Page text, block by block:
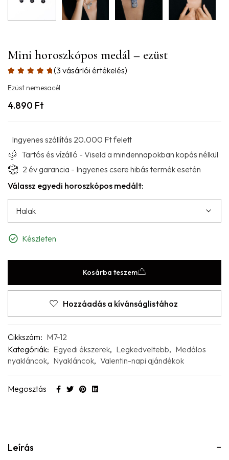
Mini horoszkópos medál – ezüst
(3 vásárlói értékelés)
Ezüst nemesacél
4.890 Ft
Ingyenes szállítás 20.000 Ft felett
Tartós és vízálló - Viseld a mindennapokban kopás nélkül
2 év garancia - Ingyenes csere hibás termék esetén
Válassz egyedi horoszkópos medált:
Készleten
Kosárba teszem
Hozzáadás a kívánságlistához
Cikkszám: M7-12
Kategóriák: Egyedi ékszerek, Legkedveltebb, Medálos
nyakláncok, Nyakláncok, Valentin-napi ajándékok
Megosztás
Leírás